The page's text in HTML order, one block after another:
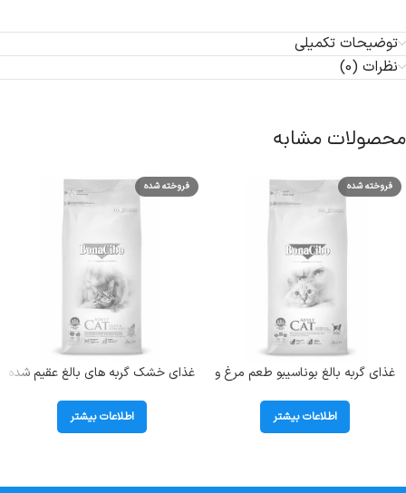
توضیحات تکمیلی
نظرات (0)
محصولات مشابه
فروخته شده
غذای گربه بالغ بوناسیبو طعم مرغ و
اطلاعات بیشتر
فروخته شده
غذای خشک گربه های بالغ عقیم شده
اطلاعات بیشتر